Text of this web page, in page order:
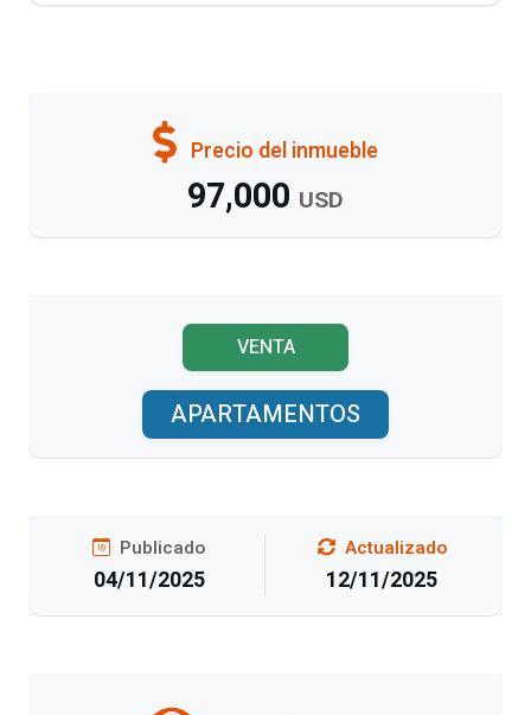
Precio del inmueble
97,000 USD
VENTA
APARTAMENTOS
Publicado
04/11/2025
Actualizado
12/11/2025